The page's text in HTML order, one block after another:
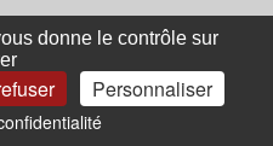
donne le contrôle sur
Personnaliser